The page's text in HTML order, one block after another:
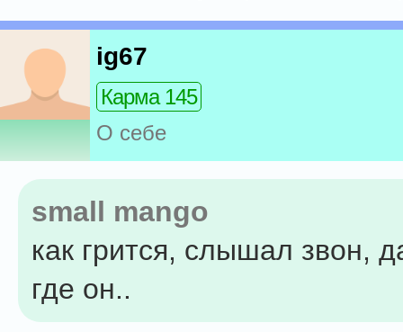
ig67
Карма 145
О себе
small mango
как грится, слышал звон,
где он..